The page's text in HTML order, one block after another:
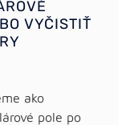
VYČISTIŤ
ako
pole po